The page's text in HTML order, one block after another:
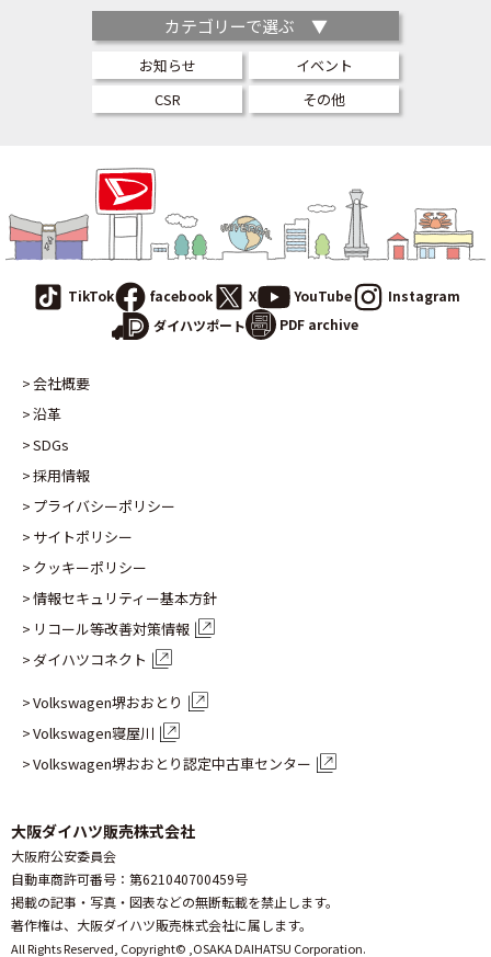
カテゴリーで選ぶ ▼
お知らせ
イベント
CSR
その他
TikTok facebook X YouTube
Instagram
ダイハツポート
PDF archive
会社概要
沿革
SDGs
採用情報
プライバシーポリシー
サイトポリシー
クッキーポリシー
情報セキュリティー基本方針
リコール等改善対策情報
ダイハツコネクト
Volkswagen堺おおとり
Volkswagen寝屋川
Volkswagen堺おおとり認定中古車センター
大阪ダイハツ販売株式会社
大阪府公安委員会
自動車商許可番号：第621040700459号
掲載の記事・写真・図表などの無断転載を禁止します。
著作権は、大阪ダイハツ販売株式会社に属します。
All Rights Reserved, Copyright© , OSAKA DAIHATSU Corporation.